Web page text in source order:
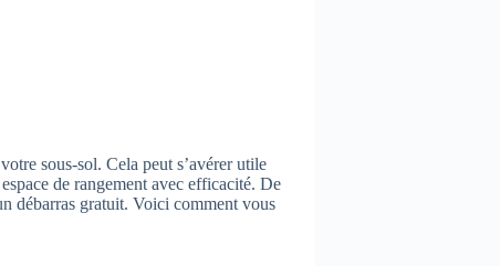
sous-sol. Cela peut s’avérer utile
de rangement avec efficacité. De
débarras gratuit. Voici comment vous